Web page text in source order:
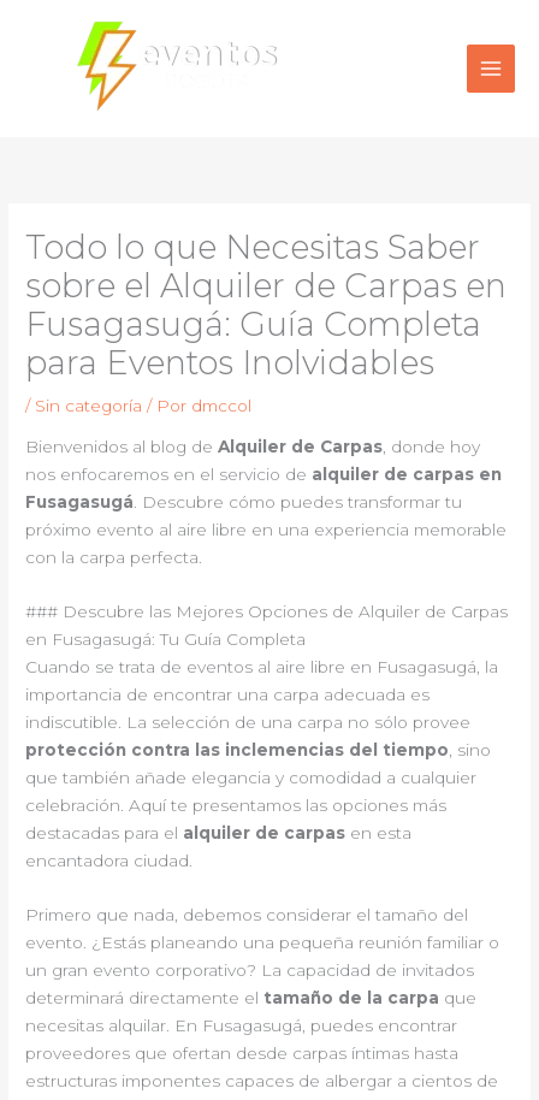
contenido
Todo lo que Necesitas Saber
sobre el Alquiler de Carpas en
Fusagasugá: Guía Completa
para Eventos Inolvidables
/ Sin categoría / Por dmccol
Bienvenidos al blog deAlquiler de Carpas, donde hoy
nos enfocaremos en el servicio de alquiler de carpas en
Fusagasugá. Descubre cómo puedes transformar tu
próximo evento al aire libre en una experiencia memorable
con la carpa perfecta.
### Descubre las Mejores Opciones de Alquiler de Carpas
en Fusagasugá: Tu Guía Completa
Cuando se trata de eventos al aire libre en Fusagasugá, la
importancia de encontrar una carpa adecuada es
indiscutible. La selección de una carpa no sólo provee
protección contra las inclemencias del tiempo , sino
que también añade elegancia y comodidad a cualquier
celebración. Aquí te presentamos las opciones más
destacadas para el alquiler de carpas en esta
encantadora ciudad.
Primero que nada, debemos considerar el tamaño del
evento. ¿Estás planeando una pequeña reunión familiar o
un gran evento corporativo? La capacidad de invitados
determinará directamente el tamaño de la carpa que
necesitas alquilar. En Fusagasugá, puedes encontrar
proveedores que ofertan desde carpas íntimas hasta
estructuras imponentes capaces de albergar a cientos de